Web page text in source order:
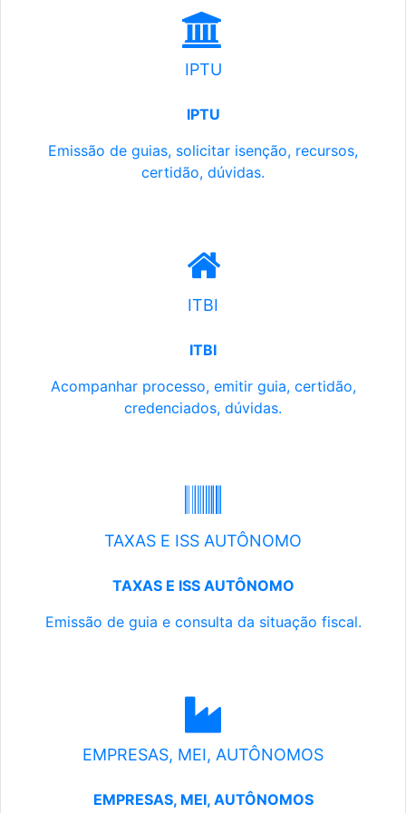
IPTU
IPTU
Emissão de guias, solicitar isenção, recursos,
certidão, dúvidas.
ITBI
ITBI
Acompanhar processo, emitir guia, certidão,
credenciados, dúvidas.
TAXAS E ISS AUTÔNOMO
TAXAS E ISS AUTÔNOMO
Emissão de guia e consulta da situação fiscal.
EMPRESAS, MEI, AUTÔNOMOS
EMPRESAS, MEI, AUTÔNOMOS